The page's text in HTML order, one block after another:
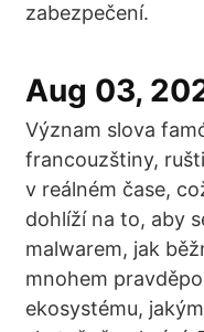
zabezpečení.
Aug 03,
Význam slova
francouzštiny,
v reálném čase,
dohlíží na to, aby
malwarem, jak
mnohem
ekosystému,